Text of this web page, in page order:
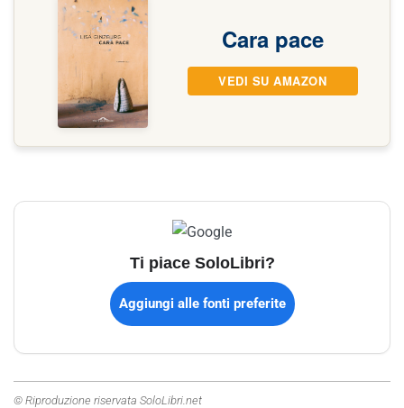
Cara pace
VEDI SU AMAZON
Ti piace SoloLibri?
Aggiungi alle fonti preferite
© Riproduzione riservata SoloLibri.net